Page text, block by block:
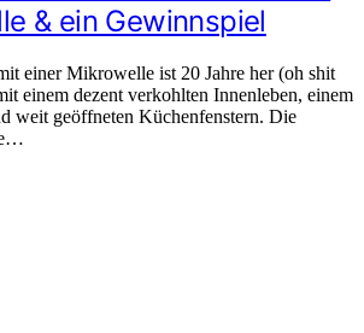
& ein Gewinnspiel
einer Mikrowelle ist 20 Jahre her (oh shit
einem dezent verkohlten Innenleben, einem
weit geöffneten Küchenfenstern. Die